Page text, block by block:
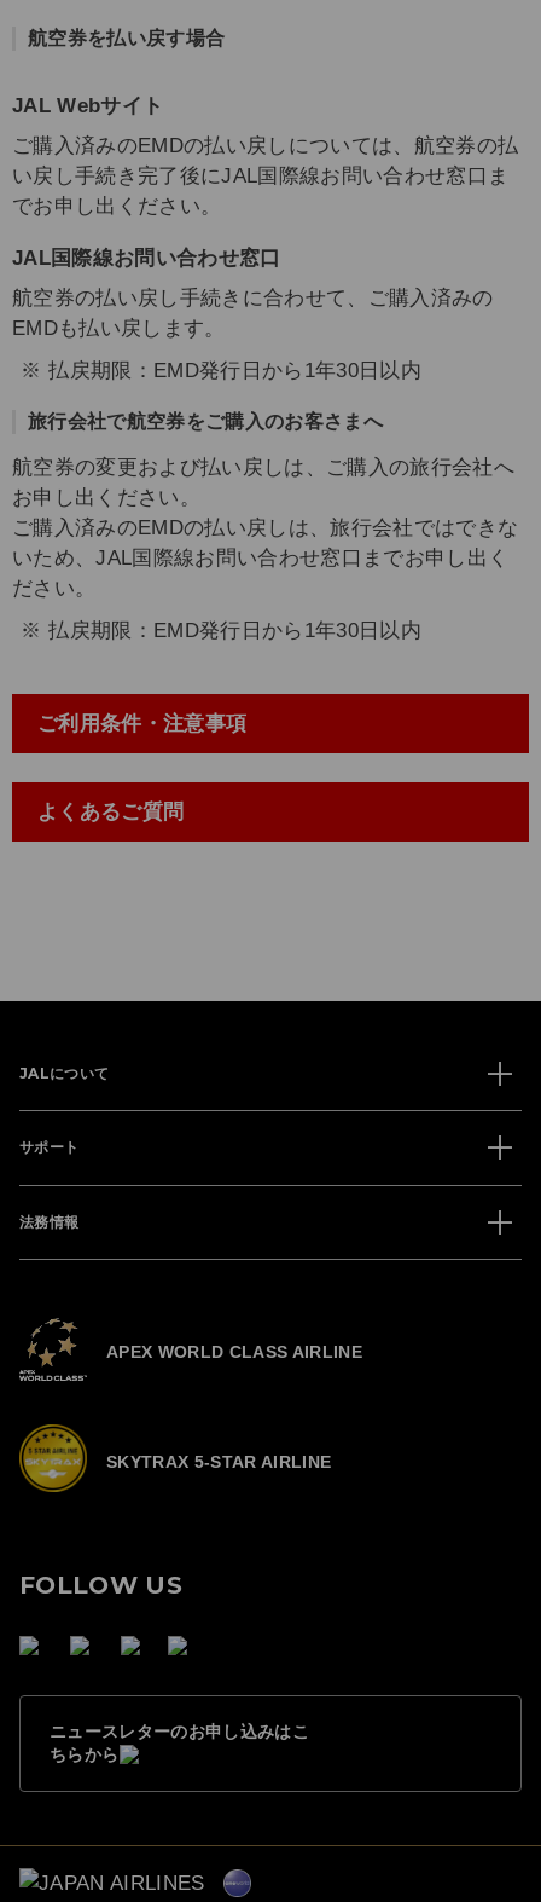
航空券を払い戻す場合
JAL Webサイト
ご購入済みのEMDの払い戻しについては、航空券の払
い戻し手続き完了後にJAL国際線お問い合わせ窓口ま
でお申し出ください。
JAL国際線お問い合わせ窓口
航空券の払い戻し手続きに合わせて、ご購入済みの
EMDも払い戻します。
払戻期限：EMD発行日から1年30日以内
旅行会社で航空券をご購入のお客さまへ
航空券の変更および払い戻しは、ご購入の旅行会社へ
お申し出ください。
ご購入済みのEMDの払い戻しは、旅行会社ではできな
いため、JAL国際線お問い合わせ窓口までお申し出く
ださい。
払戻期限：EMD発行日から1年30日以内
ご利用条件・注意事項
よくあるご質問
JALについて
サポート
法務情報
APEX WORLD CLASS AIRLINE
SKYTRAX 5-STAR AIRLINE
FOLLOW US
ニュースレターのお申し込みはこ
ちらから